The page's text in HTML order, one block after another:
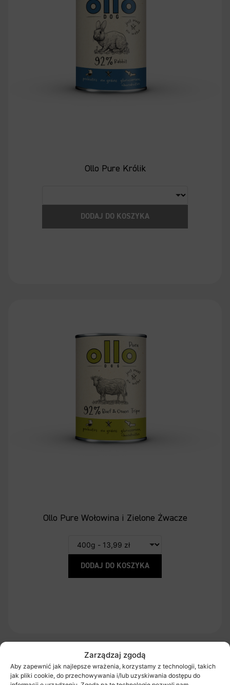
Zarządzaj zgodą
Aby zapewnić jak najlepsze wrażenia, korzystamy z technologii, takich
jak pliki cookie, do przechowywania i/lub uzyskiwania dostępu do
Ollo Pure Królik
DODAJ DO KOSZYKA
Ollo Pure Wołowina i Zielone Żwacze
DODAJ DO KOSZYKA